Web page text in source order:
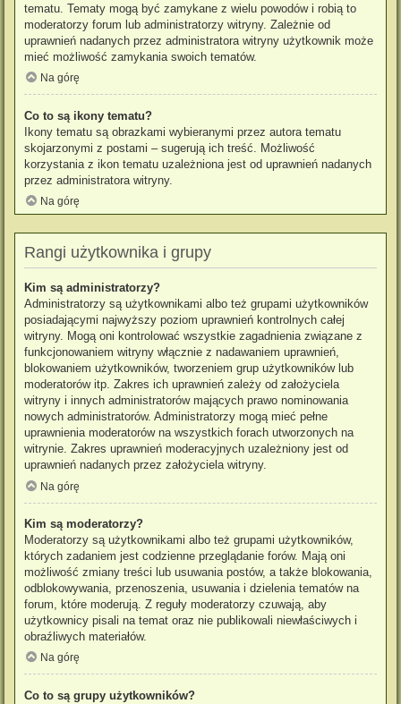
tematu. Tematy mogą być zamykane z wielu powodów i robią to
moderatorzy forum lub administratorzy witryny. Zależnie od
uprawnień nadanych przez administratora witryny użytkownik może
mieć możliwość zamykania swoich tematów.
Na górę
Co to są ikony tematu?
Ikony tematu są obrazkami wybieranymi przez autora tematu
skojarzonymi z postami – sugerują ich treść. Możliwość
korzystania z ikon tematu uzależniona jest od uprawnień nadanych
przez administratora witryny.
Na górę
Rangi użytkownika i grupy
Kim są administratorzy?
Administratorzy są użytkownikami albo też grupami użytkowników
posiadającymi najwyższy poziom uprawnień kontrolnych całej
witryny. Mogą oni kontrolować wszystkie zagadnienia związane z
funkcjonowaniem witryny włącznie z nadawaniem uprawnień,
blokowaniem użytkowników, tworzeniem grup użytkowników lub
moderatorów itp. Zakres ich uprawnień zależy od założyciela
witryny i innych administratorów mających prawo nominowania
nowych administratorów. Administratorzy mogą mieć pełne
uprawnienia moderatorów na wszystkich forach utworzonych na
witrynie. Zakres uprawnień moderacyjnych uzależniony jest od
uprawnień nadanych przez założyciela witryny.
Na górę
Kim są moderatorzy?
Moderatorzy są użytkownikami albo też grupami użytkowników,
których zadaniem jest codzienne przeglądanie forów. Mają oni
możliwość zmiany treści lub usuwania postów, a także blokowania,
odblokowywania, przenoszenia, usuwania i dzielenia tematów na
forum, które moderują. Z reguły moderatorzy czuwają, aby
użytkownicy pisali na temat oraz nie publikowali niewłaściwych i
obraźliwych materiałów.
Na górę
Co to są grupy użytkowników?